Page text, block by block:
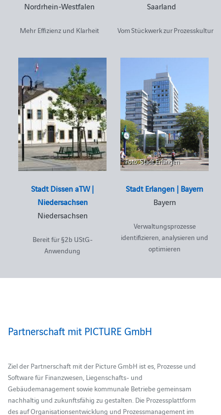
Nordrhein-Westfalen
Mehr Effizienz und Klarheit
Saarland
Vom Stückwerk zur Prozesskultur
Stadt Dissen aTW |
Niedersachsen
Niedersachsen
Bereit für §2b UStG-
Anwendung
Foto: Stadt Erlangen
Stadt Erlangen | Bayern
Bayern
Verwaltungsprozesse
identifizieren, analysieren und
optimieren
Partnerschaft mit PICTURE GmbH
Ziel der Partnerschaft mit der Picture GmbH ist es, Prozesse und
Software für Finanzwesen, Liegenschafts- und
Gebäudemanagement sowie kommunale Betriebe gemeinsam
nachhaltig und zukunftsfähig zu gestalten. Die Prozessplattform
des auf Organisationsentwicklung und Prozessmanagement im